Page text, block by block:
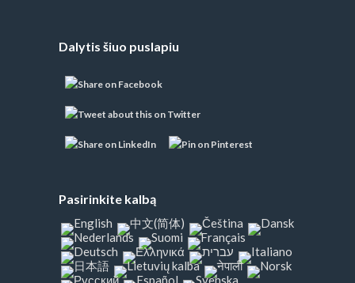
Dalytis šiuo puslapiu
Pasirinkite kalbą